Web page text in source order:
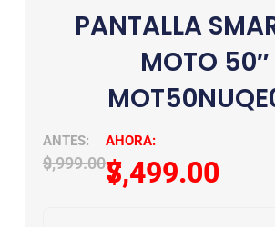
PANTALLA
MOTO 50″
$
9,999.00$
7,499.00